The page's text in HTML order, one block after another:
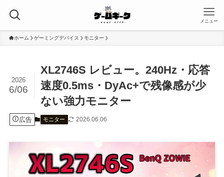
メニュー
ホーム ゲーミングデバイス モニター
XL2746S レビュー。240Hz・応答
速度0.5ms・DyAc+で残像感が少
ない強力モニター
2026
6/06
広告 モニター 2026.06.06